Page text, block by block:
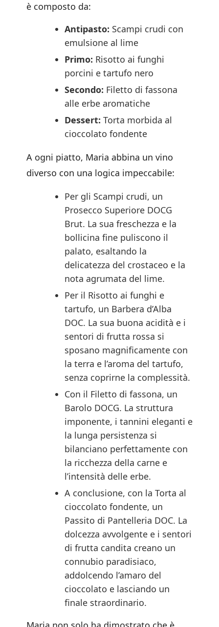
è composto da:
Antipasto: Scampi crudi con
emulsione al lime
Primo: Risotto ai funghi
porcini e tartufo nero
Secondo: Filetto di fassona
alle erbe aromatiche
Dessert: Torta morbida al
cioccolato fondente
A ogni piatto, Maria abbina un vino
diverso con una logica impeccabile:
Per gli Scampi crudi, un
Prosecco Superiore DOCG
Brut. La sua freschezza e la
bollicina fine puliscono il
palato, esaltando la
delicatezza del crostaceo e la
nota agrumata del lime.
Per il Risotto ai funghi e
tartufo, un Barbera d’Alba
DOC. La sua buona acidità e i
sentori di frutta rossa si
sposano magnificamente con
la terra e l’aroma del tartufo,
senza coprirne la complessità.
Con il Filetto di fassona, un
Barolo DOCG. La struttura
imponente, i tannini eleganti e
la lunga persistenza si
bilanciano perfettamente con
la ricchezza della carne e
l’intensità delle erbe.
A conclusione, con la Torta al
cioccolato fondente, un
Passito di Pantelleria DOC. La
dolcezza avvolgente e i sentori
di frutta candita creano un
connubio paradisiaco,
addolcendo l’amaro del
cioccolato e lasciando un
finale straordinario.